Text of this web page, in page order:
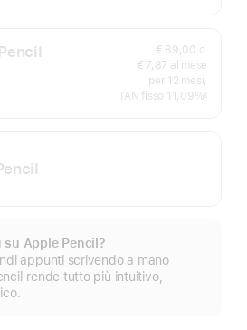
€ 89,00 o
€ 7,87 al mese
per 12 mesi,
TAN fisso 11,09% §
Apple Pencil?
appunti scrivendo a mano
rende tutto più intuitivo,